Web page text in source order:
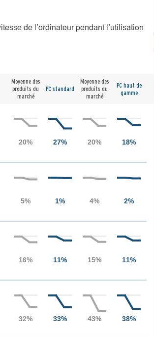
de l’ordinateur pendant l’utilisation
Moyenne des
produits du
marché
PC standard
Moyenne des
produits du
marché
PC haut de
gamme